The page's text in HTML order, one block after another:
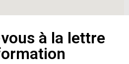
à la lettre